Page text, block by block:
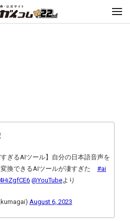
ぎるAIツール】自分の日本語音声を
換できるAIツールが凄すぎた #ai
@YouTubeより
August 6, 2023